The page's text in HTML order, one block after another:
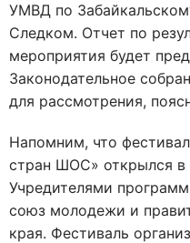
УМВД по
Следком. Отчет по
мероприятия будет
Законодательное
для рассмотрения,
Напомним, что
стран ШОС» открылся в
Учредителями
союз молодежи и
края. Фестиваль